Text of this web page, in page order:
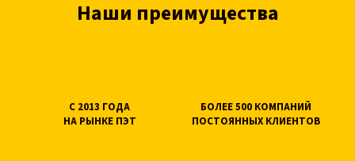
Наши преимущества
С 2013 ГОДА
НА РЫНКЕ ПЭТ
БОЛЕЕ 500 КОМПАНИЙ
ПОСТОЯННЫХ КЛИЕНТОВ